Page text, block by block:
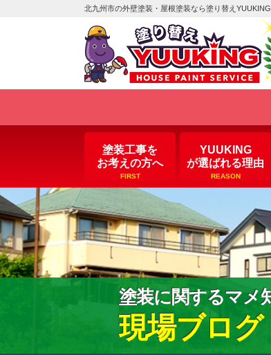
北九州市の外壁塗装・屋根塗装なら塗り替え
塗装工事を
お考えの方へ
FIRST
YUUKING
が選ばれる理由
REASON
塗装に関するマメ
現場ブログ